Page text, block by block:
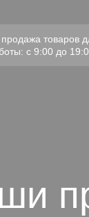
товаров
с 9:00 до